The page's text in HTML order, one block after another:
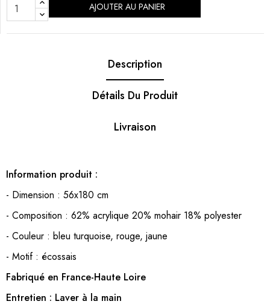
AJOUTER AU PANIER
Description
Détails Du Produit
Livraison
Information produit :
- Dimension : 56x180 cm
- Composition : 62% acrylique 20% mohair 18% polyester
- Couleur : bleu turquoise, rouge, jaune
- Motif : écossais
Fabriqué en France-Haute Loire
Entretien : Laver à la main